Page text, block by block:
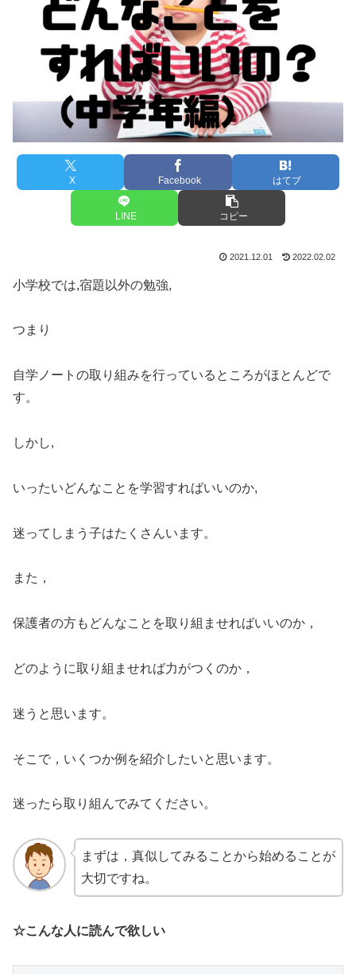
X Facebook はてブ
LINE コピー
2021.12.01 2022.02.02
小学校では,宿題以外の勉強,
つまり
自学ノートの取り組みを行っているところがほとんどで
す。
しかし,
いったいどんなことを学習すればいいのか,
迷ってしまう子はたくさんいます。
また，
保護者の方もどんなことを取り組ませればいいのか，
どのように取り組ませれば力がつくのか，
迷うと思います。
そこで，いくつか例を紹介したいと思います。
迷ったら取り組んでみてください。
まずは，真似してみることから始めることが
大切ですね。
☆こんな人に読んで欲しい